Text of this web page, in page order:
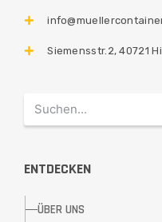
Siemensstr.2, 40721
ENTDECKEN
ÜBER UNS